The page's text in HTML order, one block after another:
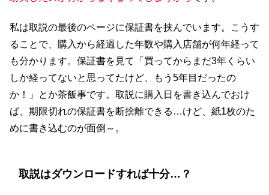
私は取説の最後のページに保証書を挟んでいます。こうす
ることで、購入から経過した年数や購入店舗が何年経って
も分かります。保証書を見て「買ってからまだ3年くらい
しか経ってないと思ってたけど、もう5年目だったの
か！」とか茶飯事です。取説に購入日を書き込んでおけ
ば、期限切れの保証書を断捨離できる…けど、紙1枚のた
めに書き込むのが面倒～。
取説はダウンロードすれば十分…？